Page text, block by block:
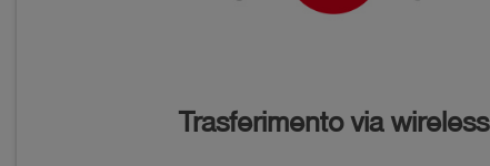
Trasferimento via wireless